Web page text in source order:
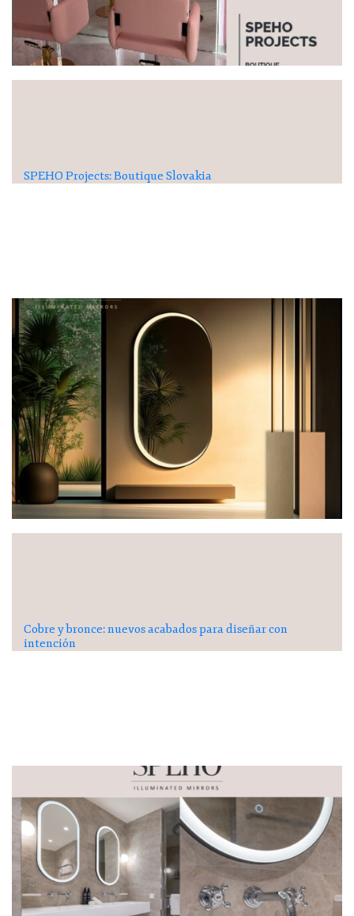
SPEHO Projects: Boutique Slovakia
Cobre y bronce: nuevos acabados para diseñar con
intención